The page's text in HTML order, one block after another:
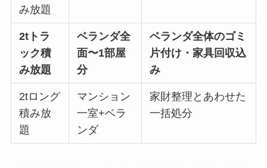
み放題
2tトラ
ック積
み放題
ベランダ全
面〜1部屋
分
ベランダ全体のゴミ
片付け・家具回収込
み
2tロング
積み放
題
マンション
一室+ベラ
ンダ
家財整理とあわせた
一括処分